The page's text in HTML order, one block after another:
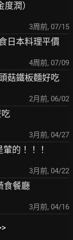
潤）
3周前, 07/15
日本料理平價
4周前, 07/09
菇鐵板麵好吃
2月前, 06/02
3月前, 04/27
的！！！
3月前, 04/22
食餐廳
3月前, 04/16